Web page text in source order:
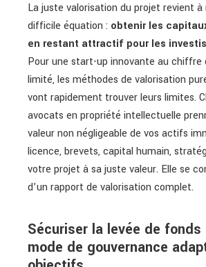
La juste valorisation du projet revient à
difficile équation : obtenir les
en restant attractif pour les
Pour une start-up innovante au chiffre
limité, les méthodes de valorisation
vont rapidement trouver leurs limites.
avocats en propriété intellectuelle
valeur non négligeable de vos actifs
licence, brevets, capital humain,
votre projet à sa juste valeur. Elle se
d’un rapport de valorisation complet.
Sécuriser la levée de
mode de gouvernance